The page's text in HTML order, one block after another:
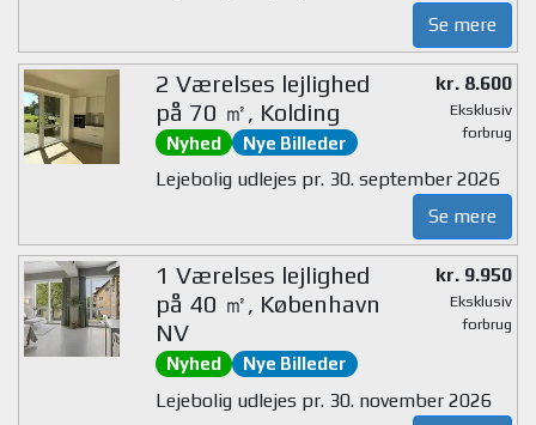
Se mere
2 Værelses lejlighed
på 70 ㎡, Kolding
Nyhed Nye Billeder
kr. 8.600
Eksklusiv
forbrug
Lejebolig udlejes pr. 30. september 2026
Se mere
1 Værelses lejlighed
på 40 ㎡, København
NV
Nyhed Nye Billeder
kr. 9.950
Eksklusiv
forbrug
Lejebolig udlejes pr. 30. november 2026